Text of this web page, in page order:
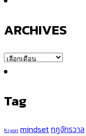
ARCHIVES
ARCHIVES
Tag
Kryon mindsetกฎจักรวาล